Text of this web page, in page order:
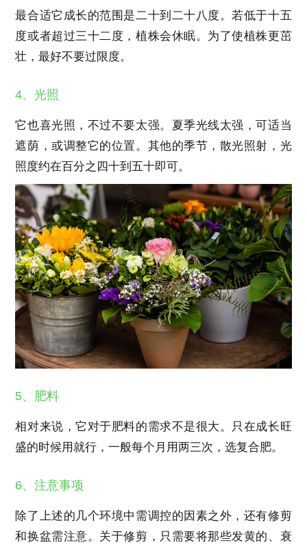
最合适它成长的范围是二十到二十八度。若低于十五
度或者超过三十二度，植株会休眠。为了使植株更茁
壮，最好不要过限度。
4、光照
它也喜光照，不过不要太强。夏季光线太强，可适当
遮荫，或调整它的位置。其他的季节，散光照射，光
照度约在百分之四十到五十即可。
5、肥料
相对来说，它对于肥料的需求不是很大。只在成长旺
盛的时候用就行，一般每个月用两三次，选复合肥。
6、注意事项
除了上述的几个环境中需调控的因素之外，还有修剪
和换盆需注意。关于修剪，只需要将那些发黄的、衰